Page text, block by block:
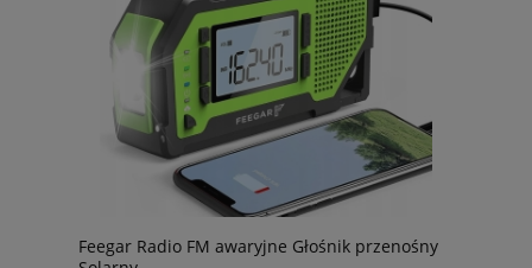
Feegar Radio FM awaryjne Głośnik przenośny